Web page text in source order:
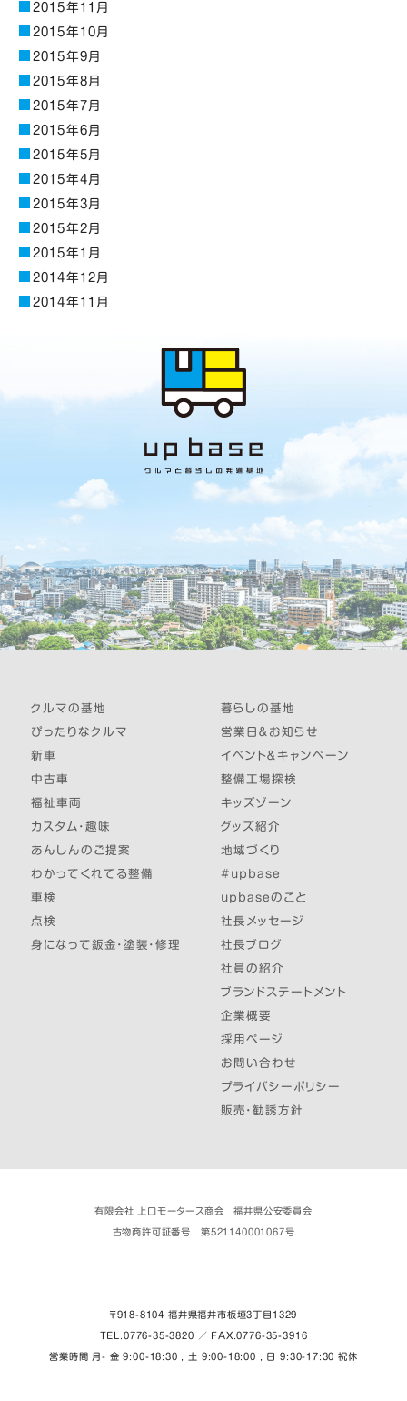
2015年11月
2015年10月
2015年9月
2015年8月
2015年7月
2015年6月
2015年5月
2015年4月
2015年3月
2015年2月
2015年1月
2014年12月
2014年11月
クルマの基地
ぴったりなクルマ
新車
中古車
福祉車両
カスタム・趣味
あんしんのご提案
わかってくれてる整備
車検
点検
身になって鈑金・塗装・修理
暮らしの基地
営業日＆お知らせ
イベント＆キャンペーン
整備工場探検
キッズゾーン
グッズ紹介
地域づくり
#upbase
upbaseのこと
社長メッセージ
社長ブログ
社員の紹介
ブランドステートメント
企業概要
採用ページ
お問い合わせ
プライバシーポリシー
販売・勧誘方針
有限会社 上口モータース商会 福井県公安委員会
古物商許可証番号 第521140001067号
〒918-8104 福井県福井市板垣３丁目1329
TEL.0776-35-3820 ／ FAX.0776-35-3916
営業時間 月- 金 9:00-18:30 , 土 9:00-18:00 , 日 9:30-17:30 祝休